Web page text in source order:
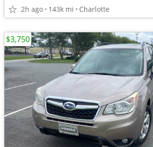
2h ago 143k mi Charlotte
$3,750